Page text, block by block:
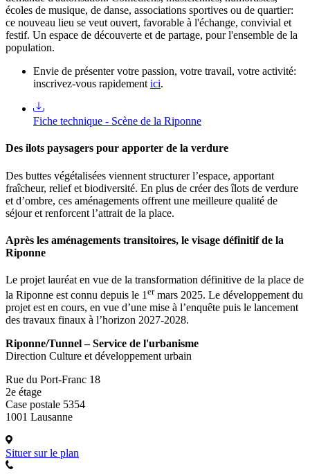
écoles de musique, de danse, associations sportives ou de quartier:
ce nouveau lieu se veut ouvert, favorable à l'échange, convivial et
festif. Un espace de découverte et de partage, pour l'ensemble de la
population.
Envie de présenter votre passion, votre travail, votre activité:
inscrivez-vous rapidement ici.
Fiche technique - Scène de la Riponne
Des ilots paysagers pour apporter de la verdure
Des buttes végétalisées viennent structurer l’espace, apportant
fraîcheur, relief et biodiversité. En plus de créer des îlots de verdure
et d’ombre, ces aménagements offrent une meilleure qualité de
séjour et renforcent l’attrait de la place.
Après les aménagements transitoires, le visage définitif de la
Riponne
Le projet lauréat en vue de la transformation définitive de la place de
la Riponne est connu depuis le 1ermars 2025. Le développement du
projet est en cours, en vue d’une mise à l’enquête puis le lancement
des travaux finaux à l’horizon 2027-2028.
Riponne/Tunnel – Service de l'urbanisme
Direction Culture et développement urbain
Rue du Port-Franc 18
2e étage
Case postale 5354
1001 Lausanne
Situer sur le plan